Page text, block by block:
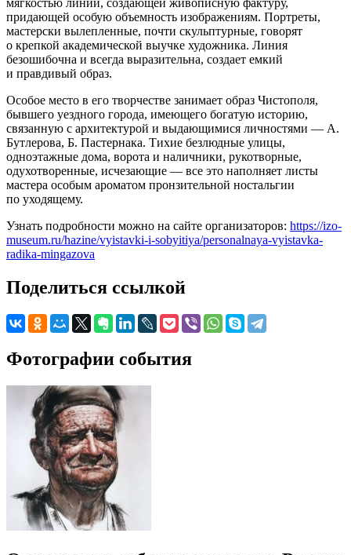
мягкостью линии, создающей живописную фактуру,
придающей особую объемность изображениям. Портреты,
мастерски вылепленные, почти скульптурные, говорят
о крепкой академической выучке художника. Линия
безошибочна и всегда выразительна, создает емкий
и правдивый образ.
Особое место в его творчестве занимает образ Чистополя,
бывшего уездного города, имеющего богатую историю,
связанную с архитектурой и выдающимися личностями — А.
Бутлерова, Б. Пастернака. Тихие безлюдные улицы,
одноэтажные дома, ворота и наличники, рукотворные,
одухотворенные, исчезающие — все это наполняет листы
мастера особым ароматом пронзительной ностальгии
по уходящему.
Узнать подробности можно на сайте организаторов: https://izo-
museum.ru/hazine/vyistavki-i-sobyitiya/personalnaya-vyistavka-
radika-mingazova
Поделиться ссылкой
Фотографии события